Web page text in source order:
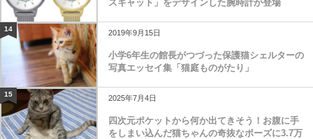
スキャット」をデザインした腕時計が登場
14 2019年9月15日
小学6年生の館長がつづった保護猫シェルターの
写真エッセイ集「猫庭ものがたり」
15 2025年7月4日
四次元ポケットから何か出てきそう！お腹に手
をしまい込んだ猫ちゃんの奇抜なポーズに3.7万